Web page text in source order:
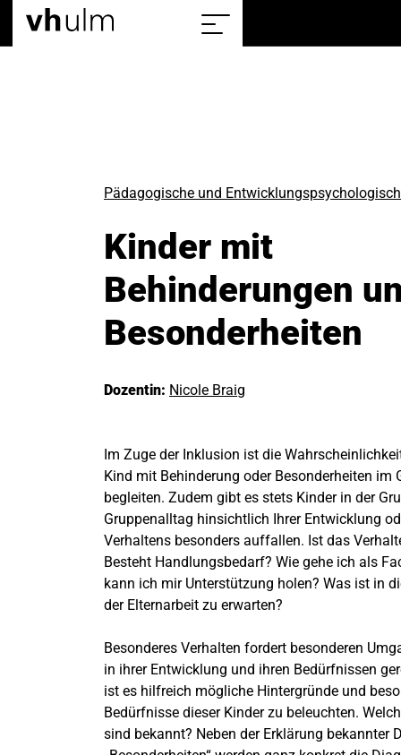
Sitemap
Pädagogische und
Kinder mit
Behinderungen
Besonderheiten
Dozentin: Nicole Braig
Im Zuge der Inklusion ist die
Kind mit Behinderung oder Besonderheiten im
begleiten. Zudem gibt es stets Kinder in der
Gruppenalltag hinsichtlich Ihrer Entwicklung
Verhaltens besonders auffallen. Ist das
Besteht Handlungsbedarf? Wie gehe ich als
kann ich mir Unterstützung holen? Was ist in
der Elternarbeit zu erwarten?
Besonderes Verhalten fordert besonderen
in ihrer Entwicklung und ihren Bedürfnissen
ist es hilfreich mögliche Hintergründe und
Bedürfnisse dieser Kinder zu beleuchten.
sind bekannt? Neben der Erklärung bekannter